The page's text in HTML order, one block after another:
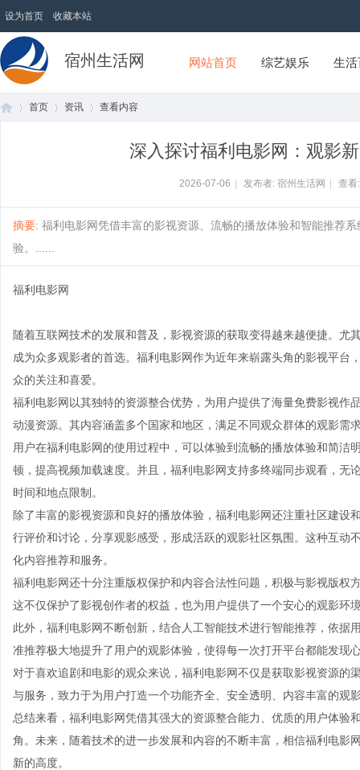
设为首页 收藏本站
宿州生活网 网站首页 综艺娱乐 生
首页 资讯 查看内容
深入探讨福利电影网：观影
2026-07-06 发布者: 宿州生活网 查
摘要: 福利电影网凭借丰富的影视资源、流畅的播放体验和智能推荐
验。......
福利电影网
随着互联网技术的发展和普及，影视资源的获取变得越来越便捷。
成为众多观影者的首选。福利电影网作为近年来崭露头角的影视平
众的关注和喜爱。
福利电影网以其独特的资源整合优势，为用户提供了海量免费影视作
动漫资源。其内容涵盖多个国家和地区，满足不同观众群体的观影需
用户在福利电影网的使用过程中，可以体验到流畅的播放体验和简
顿，提高视频加载速度。并且，福利电影网支持多终端同步观看，无
时间和地点限制。
除了丰富的影视资源和良好的播放体验，福利电影网还注重社区建
行评价和讨论，分享观影感受，形成活跃的观影社区氛围。这种互动
化内容推荐和服务。
福利电影网还十分注重版权保护和内容合法性问题，积极与影视版权
这不仅保护了影视创作者的权益，也为用户提供了一个安心的观影环
此外，福利电影网不断创新，结合人工智能技术进行智能推荐，依
准推荐极大地提升了用户的观影体验，使得每一次打开平台都能发现
对于喜欢追剧和电影的观众来说，福利电影网不仅是获取影视资源
与服务，致力于为用户打造一个功能齐全、安全透明、内容丰富的观
总结来看，福利电影网凭借其强大的资源整合能力、优质的用户体
角。未来，随着技术的进一步发展和内容的不断丰富，相信福利电影
新的高度。